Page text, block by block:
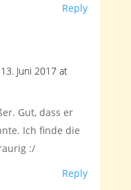
Reply
Juni 2017 at
Gut, dass er
Ich finde die
:/
Reply